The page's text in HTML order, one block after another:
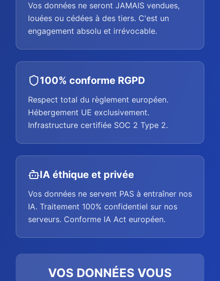
Vos données ne seront JAMAIS vendues,
louées ou cédées à des tiers. C'est un
engagement absolu et irrévocable.
100% conforme RGPD
Respect total du règlement européen.
Hébergement UE exclusivement.
Infrastructure certifiée SOC 2 Type 2.
IA éthique et privée
Vos données ne servent PAS à entraîner nos
IA. Traitement 100% confidentiel sur nos
serveurs. Conforme IA Act européen.
VOS DONNÉES VOUS